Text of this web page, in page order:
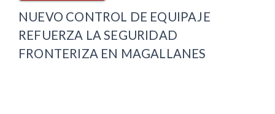
NUEVO CONTROL DE EQUIPAJE
REFUERZA LA SEGURIDAD
FRONTERIZA EN MAGALLANES